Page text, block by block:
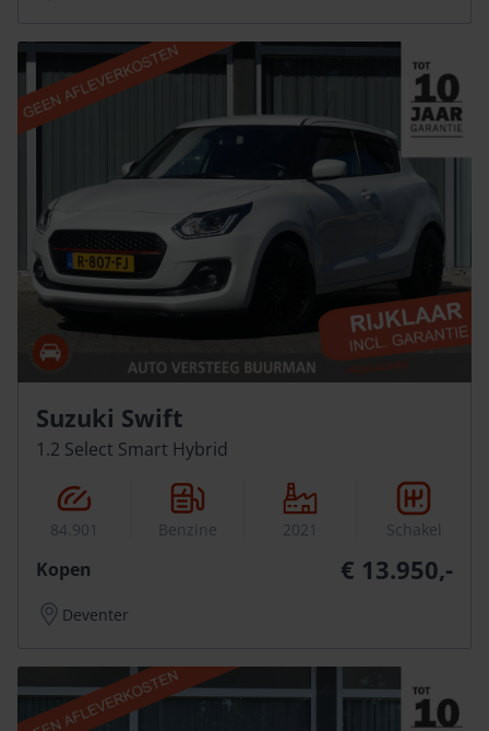
Suzuki Swift
1.2 Select Smart Hybrid
84.901 Benzine 2021 Schakel
Kopen € 13.950,-
Deventer